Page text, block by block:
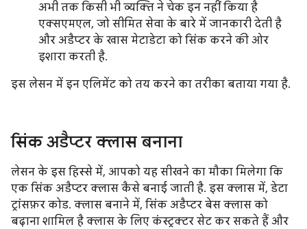
अभी तक किसी भी व्यक्ति ने चेक इन नहीं किया है
एक्सएमएल, जो सीमित सेवा के बारे में जानकारी देती है
और अडैप्टर के खास मेटाडेटा को सिंक करने की ओर
इशारा करती है.
इस लेसन में इन एलिमेंट को तय करने का तरीका बताया गया है.
सिंक अडैप्टर क्लास बनाना
लेसन के इस हिस्से में, आपको यह सीखने का मौका मिलेगा कि
एक सिंक अडैप्टर क्लास कैसे बनाई जाती है. इस क्लास में, डेटा
ट्रांसफ़र कोड. क्लास बनाने में, सिंक अडैप्टर बेस क्लास को
बढ़ाना शामिल है क्लास के लिए कंस्ट्रक्टर सेट कर सकते हैं और